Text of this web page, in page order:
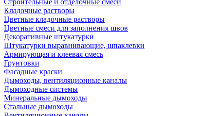
Строительные и отделочные смеси
Кладочные растворы
Цветные кладочные растворы
Цветные смеси для заполнения швов
Декоративные штукатурки
Штукатурки выравнивающие, шпаклевки
Армирующая и клеевая смесь
Грунтовки
Фасадные краски
Дымоходы, вентиляционные каналы
Дымоходные системы
Минеральные дымоходы
Стальные дымоходы